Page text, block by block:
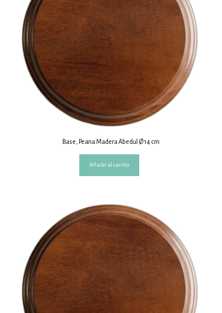
Base, Peana Madera Abedul Ø 14 cm
Añadir al carrito